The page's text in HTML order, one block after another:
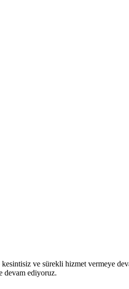
ve sürekli hizmet vermeye
devam ediyoruz.